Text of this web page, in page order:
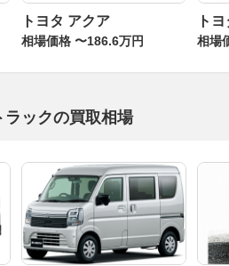
トヨタ アクア
相場価格 〜186.6万円
ト
相場
ックの買取相場